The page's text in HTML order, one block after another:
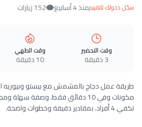
سجّل دخولك للتقييممنذ 4 أسابيع 152 زيارات
وقت التحضير
3 دقيقة
وقت الطهي
10 دقيقة
مكونات وفي 10 دقائق فقط. وصفة
تكفي 4 أفراد، بمقادير دقيقة وخطوات واضحة.